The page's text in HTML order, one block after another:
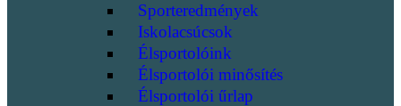
Sporteredmények
Iskolacsúcsok
Élsportolóink
Élsportolói minősítés
Élsportolói űrlap